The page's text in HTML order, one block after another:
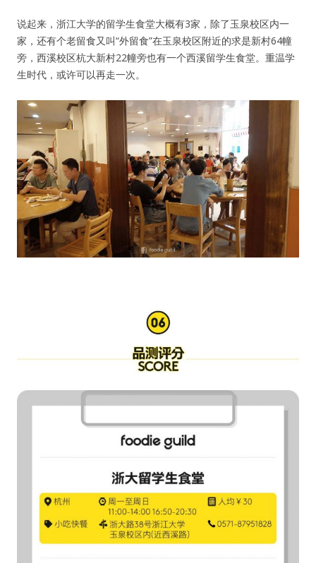
说起来，浙江大学的留学生食堂大概有3家，除了玉泉校区内一
家，还有个老留食又叫“外留食”在玉泉校区附近的求是新村64幢
旁，西溪校区杭大新村22幢旁也有一个西溪留学生食堂。重温学
生时代，或许可以再走一次。